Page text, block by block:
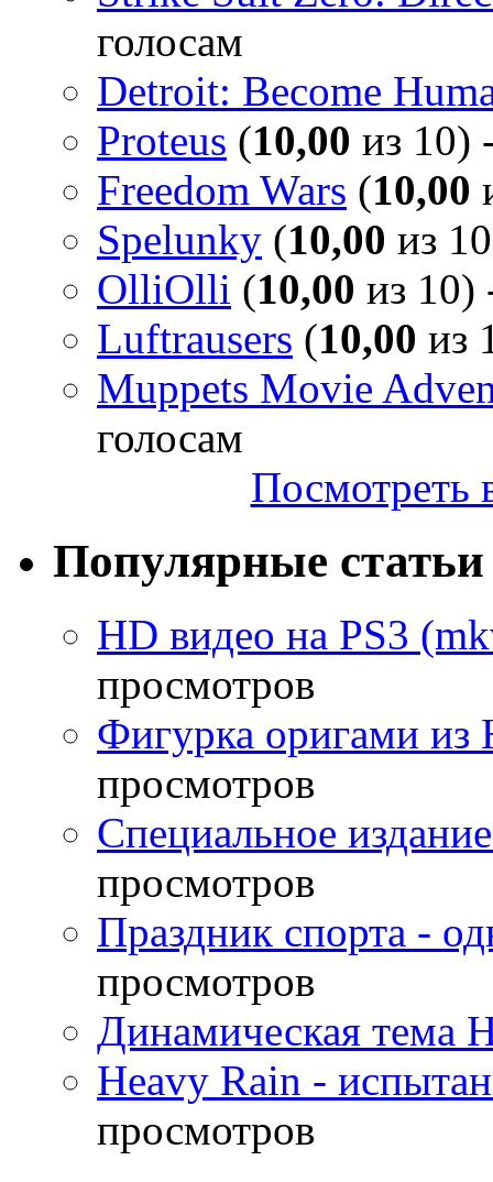
голосам
Detroit: Become
Proteus (10,00 из 10)
Freedom Wars (10,00
Spelunky (10,00 из
OlliOlli (10,00 из 10)
Luftrausers (10,00 из
Muppets Movie
голосам
Посмотреть
Популярные статьи
HD видео на PS3
просмотров
Фигурка оригами из
просмотров
Специальное
просмотров
Праздник спорта -
просмотров
Динамическая тема
Heavy Rain -
просмотров